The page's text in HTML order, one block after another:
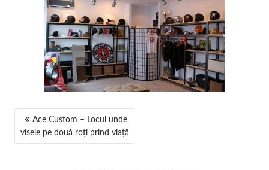
NAVIGARE
ÎN
Ace Custom – Locul unde
visele pe două roți prind viață